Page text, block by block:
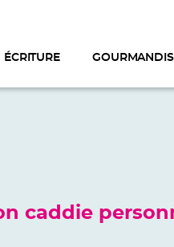
ÉCRITURE
caddie